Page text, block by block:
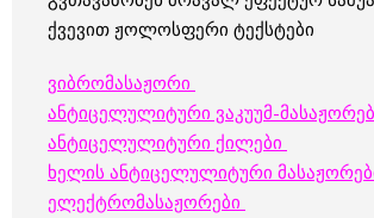
ქვევით ჟოლოსფერი ტექსტები
ვიბრომასაჟორი
ანტიცელულიტური ვაკუუმ-
ანტიცელულიტური ქილები
ხელის ანტიცელულიტური
ელექტრომასაჟორები